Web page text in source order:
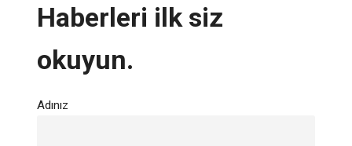
Haberleri ilk siz
okuyun.
Adınız